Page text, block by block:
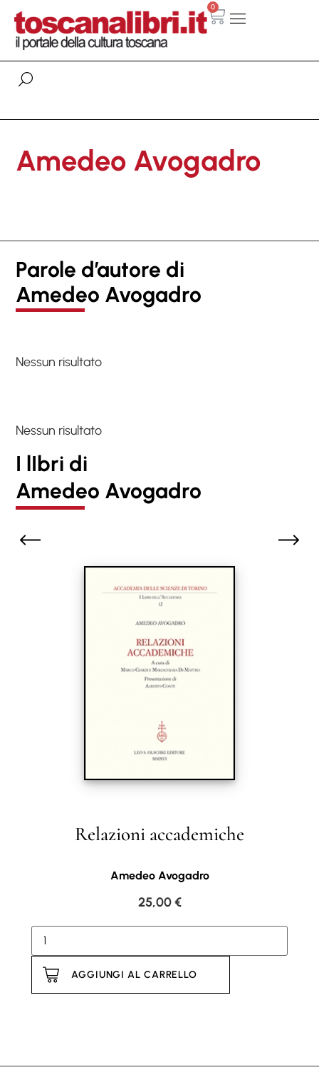
0
Amedeo Avogadro
Parole d’autore di
Amedeo Avogadro
Nessun risultato
Nessun risultato
I lIbri di
Amedeo Avogadro
Relazioni accademiche
Amedeo Avogadro
25,00€
AGGIUNGI AL CARRELLO